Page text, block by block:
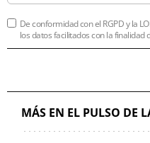
De conformidad con el RGPD y la
los datos facilitados con la
MÁS EN EL PULSO DE